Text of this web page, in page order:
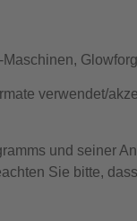
verwendet/
und seiner
Sie bitte,